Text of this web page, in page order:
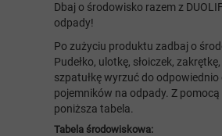
Dbaj o środowisko razem z
odpady!
Po zużyciu produktu zadbaj o
Pudełko, ulotkę, słoiczek,
szpatułkę wyrzuć do
pojemników na odpady. Z pomocą
poniższa tabela.
Tabela środowiskowa: